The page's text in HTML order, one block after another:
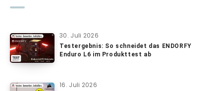
30. Juli 2026
Testergebnis: So schneidet das ENDORFY
Enduro L6 im Produkttest ab
16. Juli 2026